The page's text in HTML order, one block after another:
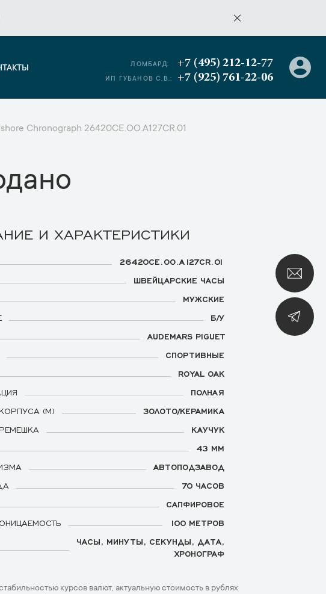
ЛОМБАРД: +7 (495) 212-12-77
ИП ГУБАНОВ С.В.: +7 (925) 761-22-06
Chronograph 26420CE.OO.A127CR.01
И ХАРАКТЕРИСТИКИ
26420CE.OO.A127CR.01
ШВЕЙЦАРСКИЕ ЧАСЫ
МУЖСКИЕ
Б/У
AUDEMARS PIGUET
СПОРТИВНЫЕ
ROYAL OAK
ПОЛНАЯ
(М)
ЗОЛОТО/КЕРАМИКА
КАУЧУК
43 ММ
АВТОПОДЗАВОД
70 ЧАСОВ
САПФИРОВОЕ
100 МЕТРОВ
ЧАСЫ, МИНУТЫ, СЕКУНДЫ, ДАТА,
ХРОНОГРАФ
курсов валют, актуальную стоимость в рублях